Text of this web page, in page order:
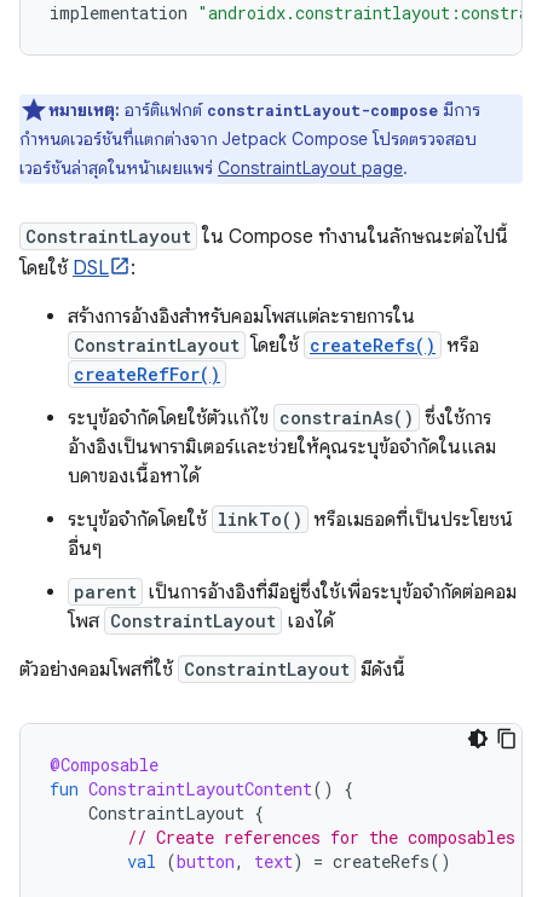
implementation
หมายเหตุ: อาร์ติแฟกต์ constraintLayout-compose มีการ
กำหนดเวอร์ชันที่แตกต่างจาก Jetpack Compose โปรดตรวจสอบ
เวอร์ชันล่าสุดในหน้าเผยแพร่ ConstraintLayout page.
ConstraintLayout ใน Compose ทำงานในลักษณะต่อไปนี้
โดยใช้ DSL
:
สร้างการอ้างอิงสำหรับคอมโพสแต่ละรายการใน
ConstraintLayout โดยใช้ createRefs() หรือ
createRefFor()
ระบุข้อจำกัดโดยใช้ตัวแก้ไข constrainAs() ซึ่งใช้การ
อ้างอิงเป็นพารามิเตอร์และช่วยให้คุณระบุข้อจำกัดในแลม
บดาของเนื้อหาได้
ระบุข้อจำกัดโดยใช้ linkTo() หรือเมธอดที่เป็นประโยชน์
อื่นๆ
parent เป็นการอ้างอิงที่มีอยู่ซึ่งใช้เพื่อระบุข้อจำกัดต่อคอม
โพส ConstraintLayout เองได้
ตัวอย่างคอมโพสที่ใช้ ConstraintLayout มีดังนี้
@Composable
fun ConstraintLayoutContent()
{
ConstraintLayout {
// Create references for the composables
val (button, text) = createRefs()